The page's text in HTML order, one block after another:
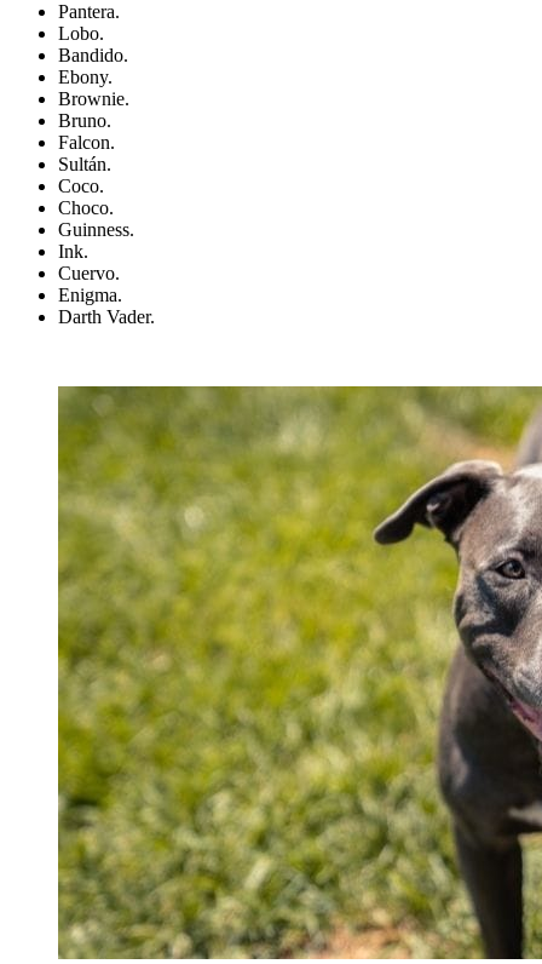
Pantera.
Lobo.
Bandido.
Ebony.
Brownie.
Bruno.
Falcon.
Sultán.
Coco.
Choco.
Guinness.
Ink.
Cuervo.
Enigma.
Darth Vader.